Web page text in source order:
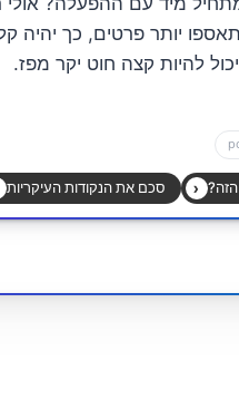
יותר פרטים, כך יהיה
להיות קצה חוט יקר מפז.